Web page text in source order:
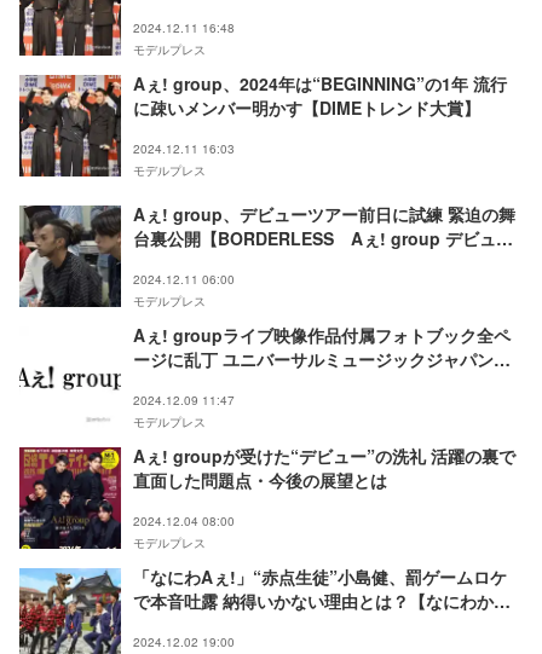
2024.12.11 16:48
モデルプレス
Aぇ! group、2024年は“BEGINNING”の1年 流行
に疎いメンバー明かす【DIMEトレンド大賞】
2024.12.11 16:03
モデルプレス
Aぇ! group、デビューツアー前日に試練 緊迫の舞
台裏公開【BORDERLESS Aぇ! group デビュー
2024.12.11 06:00
モデルプレス
Aぇ! groupライブ映像作品付属フォトブック全ペ
ージに乱丁 ユニバーサルミュージックジャパンが
2024.12.09 11:47
モデルプレス
Aぇ! groupが受けた“デビュー”の洗礼 活躍の裏で
直面した問題点・今後の展望とは
2024.12.04 08:00
モデルプレス
「なにわAぇ!」“赤点生徒”小島健、罰ゲームロケ
で本音吐露 納得いかない理由とは？【なにわからA
2024.12.02 19:00